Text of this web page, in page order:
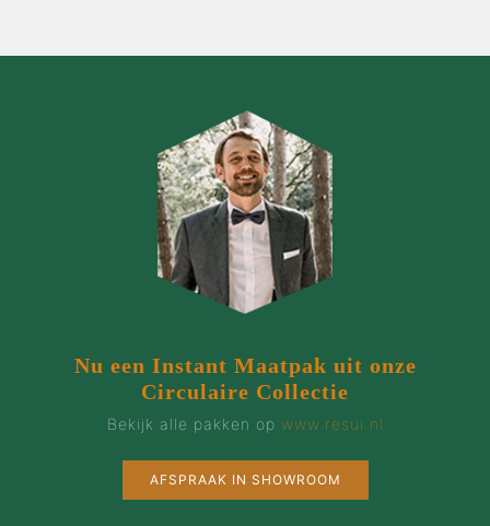
Nu een Instant Maatpak uit onze
Circulaire Collectie
Bekijk alle pakken op www.resui.nl
AFSPRAAK IN SHOWROOM